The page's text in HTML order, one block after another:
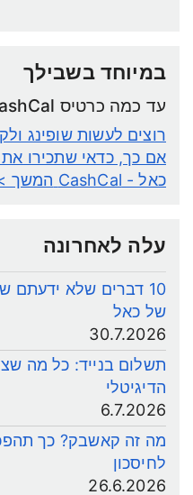
במיוחד בשבילך
עד כמה כרטיס CashCal משתלם לך?
רוצים לעשות שופינג
אם כך, כדאי שתכירו
כאל - CashCal
המשך
עלה לאחרונה
10 דברים שלא
של כאל
30.7.2026
תשלום בנייד: כל מה
הדיגיטלי
6.7.2026
מה זה קאשבק? כך
לחיסכון
26.6.2026